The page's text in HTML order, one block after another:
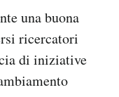
una buona
ricercatori
di iniziative